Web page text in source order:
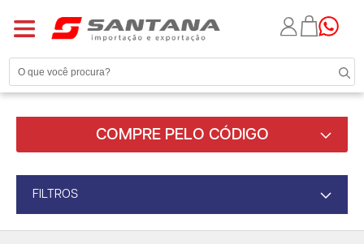
COMPRE PELO CÓDIGO
FILTROS